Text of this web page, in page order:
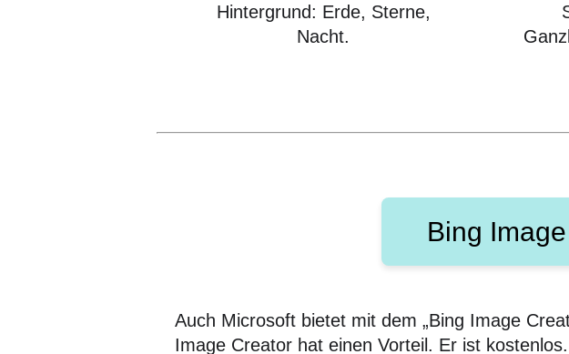
Hintergrund: Erde, Sterne,
Nacht.
Bing
Auch Microsoft bietet mit dem „Bing Image
Image Creator hat einen Vorteil. Er ist